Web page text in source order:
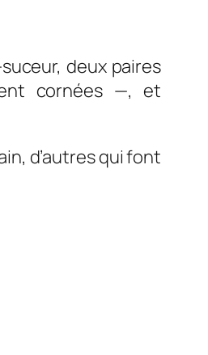
deux paires
cornées —, et
d’autres qui font